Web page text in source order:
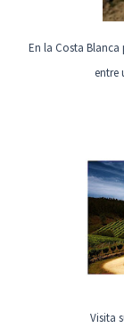
En la Costa Blanca
entre
Visita